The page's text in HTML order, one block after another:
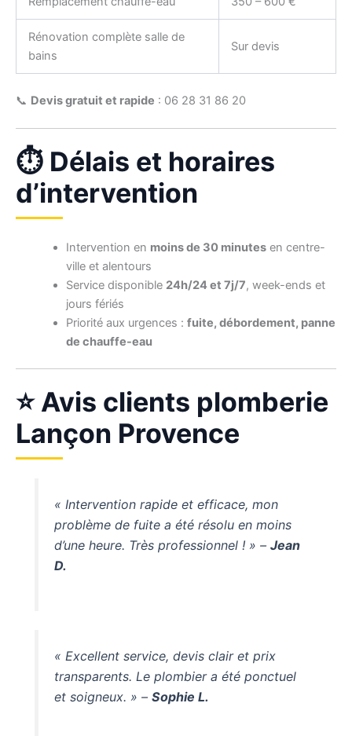
Rénovation complète salle de
bains
Sur devis
📞 Devis gratuit et rapide : 06 28 31 86 20
⏱️ Délais et horaires
d’intervention
Intervention en moins de 30 minutesen centre-
ville et alentours
Service disponible 24h/24 et 7j/7, week-ends et
jours fériés
Priorité aux urgences : fuite, débordement, panne
de chauffe-eau
⭐ Avis clients plomberie
Lançon Provence
« Intervention rapide et efficace, mon
problème de fuite a été résolu en moins
d’une heure. Très professionnel ! » –Jean
D.
« Excellent service, devis clair et prix
transparents. Le plombier a été ponctuel
et soigneux. » –Sophie L.